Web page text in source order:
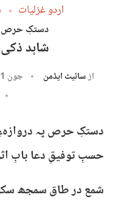
اردو غزلیات
دستکِ حرص
شاہد
ازسائیٹ ایڈمن جون 1, 2018
دستکِ حرص پہ
حسبِ توفیقِ دعا بابِ
شمع در طاق سمجھ